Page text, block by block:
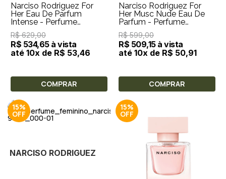
Narciso Rodriguez For
Her Eau De Parfum
Intense - Perfume
Feminino 30ml
R$ 629,00
R$ 534,65 à vista
até 10x de R$ 53,46
COMPRAR
Narciso Rodriguez For
Her Musc Nude Eau De
Parfum - Perfume
Feminino 30ml
R$ 599,00
R$ 509,15 à vista
até 10x de R$ 50,91
COMPRAR
15%
NARCISO RODRIGUEZ
15%